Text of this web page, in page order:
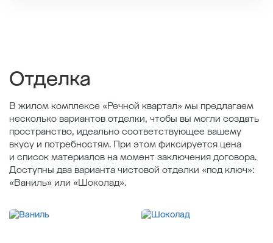
Отделка
В жилом комплексе «Речной квартал» мы предлагаем
несколько вариантов отделки, чтобы вы могли создать
пространство, идеально соответствующее вашему
вкусу и потребностям. При этом фиксируется цена
и список материалов на момент заключения договора.
Доступны два варианта чистовой отделки «под ключ»:
«Ваниль» или «Шоколад».